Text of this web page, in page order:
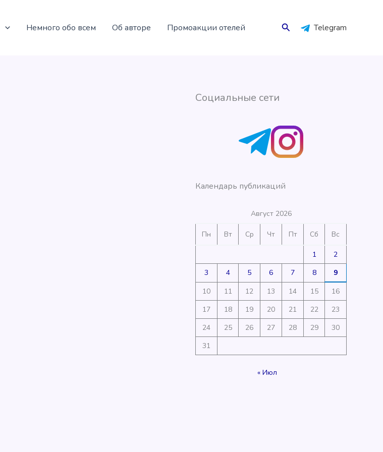
Немного обо всем Об авторе Промоакции отелей Поиск Telegram
Социальные сети
Календарь публикаций
Август 2026
Пн Вт Ср Чт Пт Сб Вс
1
2
3
4 5 6 7 8
9
10
11 12 13 14 15
16
17
18 19 20 21 22
23
24
25 26 27 28 29
30
31
« Июл